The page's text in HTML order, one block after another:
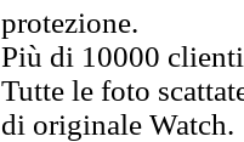
protezione.
Più di 10000
Tutte le foto
di originale Watch.